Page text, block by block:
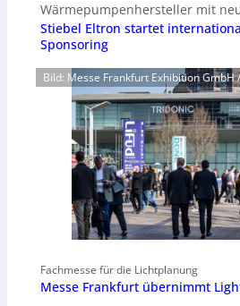
Wärmepumpenhersteller mit
Stiebel Eltron startet
Sponsoring
Bild: Messe Frankfurt Exhibition GmbH
Fachmesse für die Lichtplanung
Messe Frankfurt übernimmt